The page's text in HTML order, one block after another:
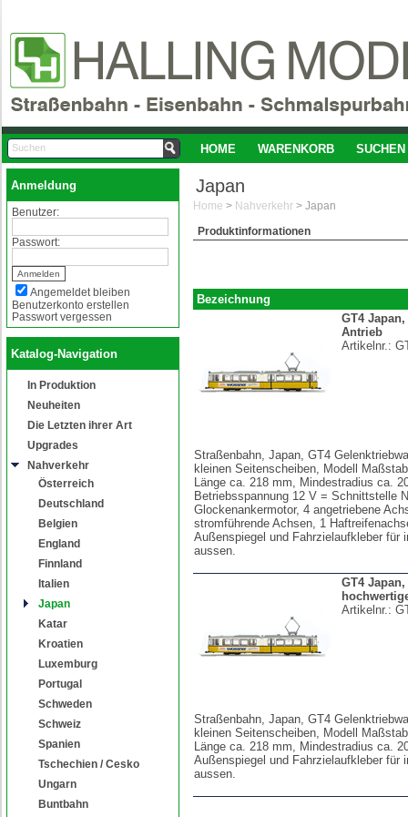
HOME WARENKORB SUCHEN
Anmeldung
Benutzer:
Passwort:
Angemeldet bleiben
Benutzerkonto erstellen
Passwort vergessen
Katalog-Navigation
In Produktion
Neuheiten
Die Letzten ihrer Art
Upgrades
Nahverkehr
Österreich
Deutschland
Belgien
England
Finnland
Italien
Japan
Katar
Kroatien
Luxemburg
Portugal
Schweden
Schweiz
Spanien
Tschechien / Cesko
Ungarn
Buntbahn
Japan
Home > Nahverkehr > Japan
Produktinformationen
Bezeichnung
GT4
Antrieb
Artikelnr.:
Straßenbahn, Japan, GT4
kleinen Seitenscheiben, Modell
Länge ca. 218 mm, Mindestradius ca.
Betriebsspannung 12 V = Schnittstelle
Glockenankermotor, 4 angetriebene
stromführende Achsen, 1
Außenspiegel und Fahrzielaufkleber für
aussen.
GT4 Japan,
Artikelnr.:
Straßenbahn, Japan, GT4
kleinen Seitenscheiben, Modell
Länge ca. 218 mm, Mindestradius ca.
Außenspiegel und Fahrzielaufkleber für
aussen.